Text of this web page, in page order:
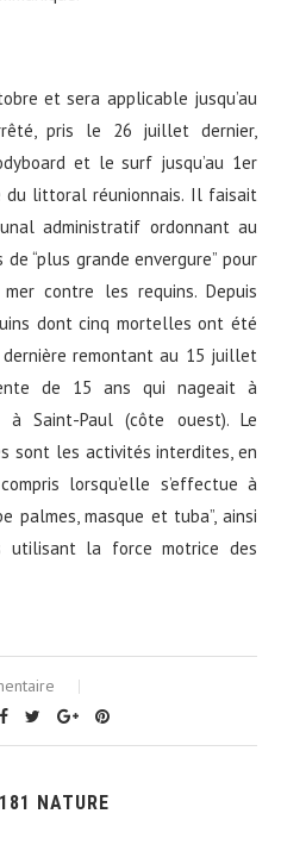
et sera applicable jusqu’au
pris le 26 juillet dernier,
et le surf jusqu’au 1er
littoral réunionnais. Il faisait
administratif ordonnant au
“plus grande envergure” pour
contre les requins. Depuis
dont cinq mortelles ont été
remontant au 15 juillet
de 15 ans qui nageait à
Saint-Paul (côte ouest). Le
sont les activités interdites, en
lorsqu’elle s’effectue à
palmes, masque et tuba”, ainsi
utilisant la force motrice des
NATURE